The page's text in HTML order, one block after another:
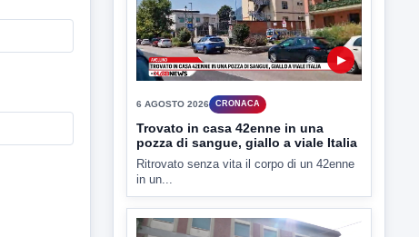
ULTIMI VIDEO
TUTTI I VIDEO
▶